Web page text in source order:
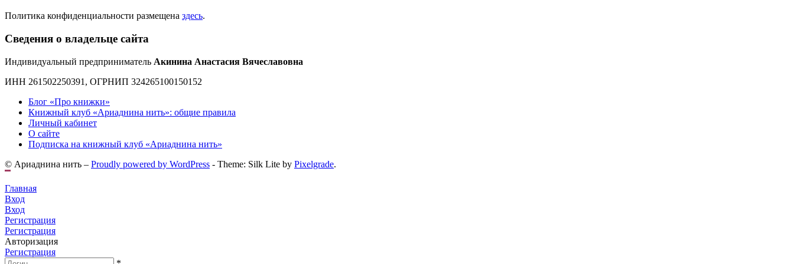
Политика конфиденциальности размещена здесь.
Сведения о владельце сайта
Индивидуальный предприниматель Акинина Анастасия Вячеславовна
ИНН 261502250391, ОГРНИП 324265100150152
Блог «Про книжки»
Книжный клуб «Ариаднина нить»: общие правила
Личный кабинет
О сайте
Подписка на книжный клуб «Ариаднина нить»
© Ариаднина нить – Proudly powered by WordPress - Theme: Silk Lite by Pixelgrade.
Главная
Вход
Вход
Регистрация
Регистрация
Авторизация
Регистрация